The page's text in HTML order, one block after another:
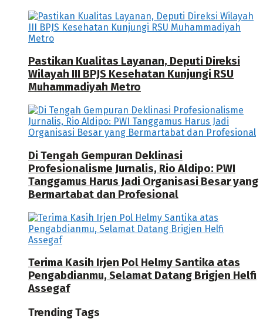
Pastikan Kualitas Layanan, Deputi Direksi
Wilayah III BPJS Kesehatan Kunjungi RSU
Muhammadiyah Metro
Di Tengah Gempuran Deklinasi
Profesionalisme Jurnalis, Rio Aldipo: PWI
Tanggamus Harus Jadi Organisasi Besar yang
Bermartabat dan Profesional
Terima Kasih Irjen Pol Helmy Santika atas
Pengabdianmu, Selamat Datang Brigjen Helfi
Assegaf
Trending Tags